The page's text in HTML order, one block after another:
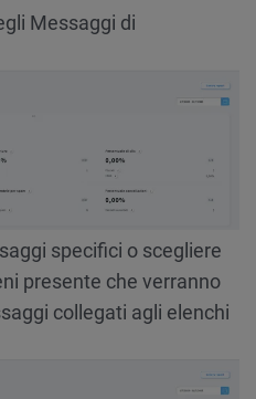
Messaggi di
specifici o scegliere
presente che verranno
collegati agli elenchi